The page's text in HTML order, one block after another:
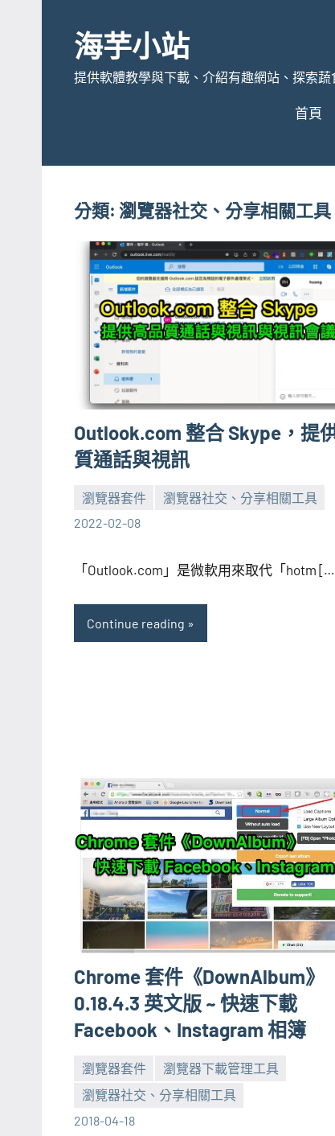
content海芋小站
提供軟體教學與下載、介紹有趣網站、探索
首頁
分類: 瀏覽器社交、分享相關工具
Outlook.com 整合 Skype，提
質通話與視訊
瀏覽器套件
瀏覽器社交、分享相關工具
2022-02-08
張
芋
No
「Outlook.com」是微軟用來取代「hotm
Continue reading
Chrome 套件《DownAlbum》
0.18.4.3 英文版 ~ 快速下載
Facebook、Instagram 相簿
瀏覽器套件
瀏覽器下載管理工具
瀏覽器社交、分享相關工具
2018-04-18
張
海
No
comments